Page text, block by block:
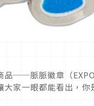
品──脈脈徽章（
家一眼都能看出，